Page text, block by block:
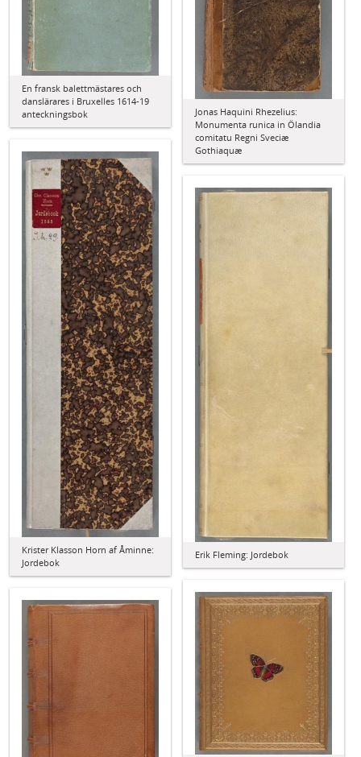
Jonas Haquini Rhezelius:
Monumenta runica in Ölandia
comitatu Regni Sveciæ
Gothiaquæ
En fransk balettmästares och
danslärares i Bruxelles 1614-19
anteckningsbok
Krister Klasson Horn af Åminne:
Jordebok
Erik Fleming: Jordebok